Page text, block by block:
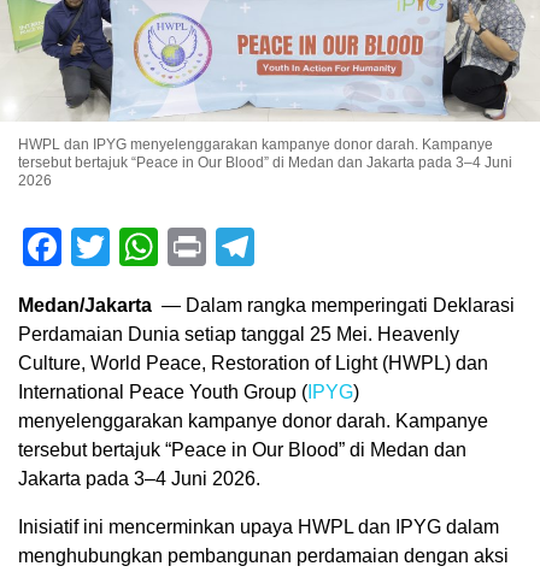
HWPL dan IPYG menyelenggarakan kampanye donor darah. Kampanye
tersebut bertajuk “Peace in Our Blood” di Medan dan Jakarta pada 3–4 Juni
2026
Facebook
TwitterWhatsApp
Print
Medan/Jakarta — Dalam rangka memperingati Deklarasi
Perdamaian Dunia setiap tanggal 25 Mei. Heavenly
Culture, World Peace, Restoration of Light (HWPL) dan
International Peace Youth Group ( IPYG)
menyelenggarakan kampanye donor darah. Kampanye
tersebut bertajuk “Peace in Our Blood” di Medan dan
Jakarta pada 3–4 Juni 2026.
Inisiatif ini mencerminkan upaya HWPL dan IPYG dalam
menghubungkan pembangunan perdamaian dengan aksi